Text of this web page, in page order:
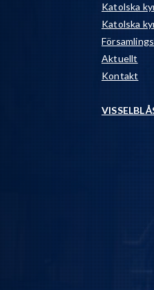
Katolska
Katolska
Aktuellt
Kontakt